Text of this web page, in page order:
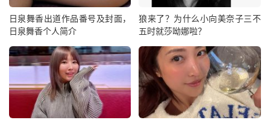
日泉舞香出道作品番号及封面，
日泉舞香个人简介
狼来了？为什么小向美奈子三不
五时就莎呦娜啦？